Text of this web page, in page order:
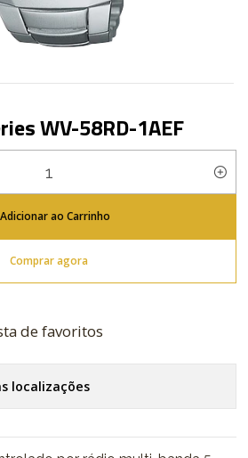
WV-58RD-1AEF
Adicionar ao Carrinho
Comprar agora
de favoritos
localizações